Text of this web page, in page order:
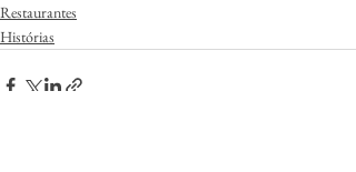
Restaurantes
Histórias